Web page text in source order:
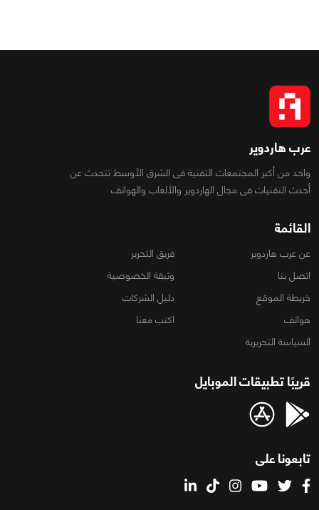
عرب هاردوير
واحد من أكبر المجتمعات التقنية فى الشرق الأوسط تتحدث عن
أحدث التقنيات فى مجال الهاردوير والألعاب والهواتف
القائمة
عن عرب هاردوير
فريق التحرير
اتصل بنا
وثيقة الخصوصية
خريطة الموقع
دليل الشركات
هواتف
اكتب معنا
السياسة التحريرية
قريبًا تطبيقات الموبايل
تابعونا على